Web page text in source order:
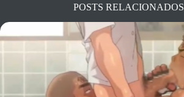
POSTS RELACIONADOS